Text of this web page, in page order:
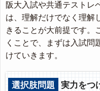
阪大入試や共通テストレ
は、理解だけでなく理解
きることが大前提です。
くことで、まずは入試問
けていきます。
選択肢問題 実力をつ